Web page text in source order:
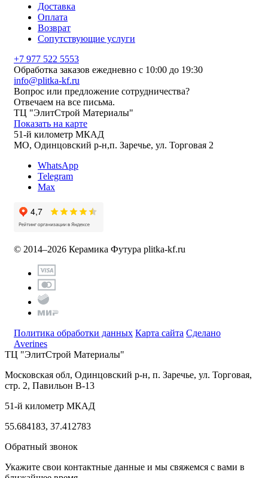
Доставка
Оплата
Возврат
Сопутствующие услуги
+7 977 522 5553
Обработка заказов ежедневно с 10:00 до 19:30
info@plitka-kf.ru
Вопрос или предложение сотрудничества?
Отвечаем на все письма.
ТЦ "ЭлитСтрой Материалы"
Показать на карте
51-й километр МКАД
МО, Одинцовский р-н,п. Заречье, ул. Торговая 2
WhatsApp
Telegram
Max
© 2014–2026 Керамика Футура plitka-kf.ru
Политика обработки данных Карта сайта Сделано
Averines
ТЦ "ЭлитСтрой Материалы"
Московская обл, Одинцовский р-н, п. Заречье, ул. Торговая,
стр. 2, Павильон В-13
51-й километр МКАД
55.684183, 37.412783
Обратный звонок
Укажите свои контактные данные и мы свяжемся с вами в